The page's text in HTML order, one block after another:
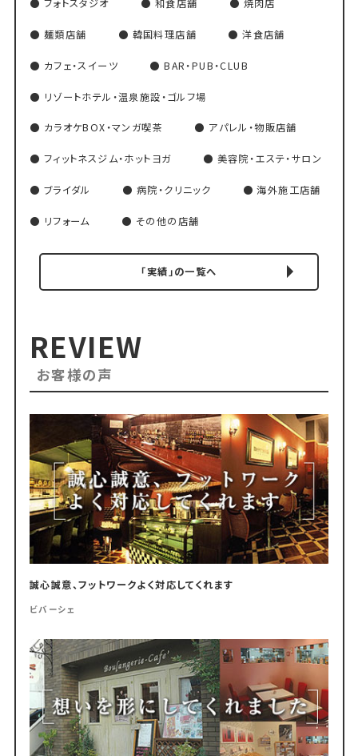
フォトスタジオ 和食店舗 焼肉店
麺類店舗 韓国料理店舗 洋食店舗
カフェ・スイーツ BAR・PUB・CLUB
リゾートホテル・温泉施設・ゴルフ場
カラオケBOX・マンガ喫茶 アパレル・物販店舗
フィットネスジム・ホットヨガ 美容院・エステ・サロン
ブライダル 病院・クリニック 海外施工店舗
リフォーム その他の店舗
「実績」の一覧へ
REVIEW
お客様の声
誠心誠意、フットワークよく対応してくれます
ビバーシェ